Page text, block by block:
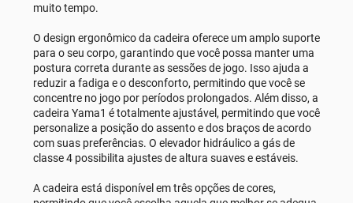
muito tempo.
O design ergonômico da cadeira oferece um amplo suporte
para o seu corpo, garantindo que você possa manter uma
postura correta durante as sessões de jogo. Isso ajuda a
reduzir a fadiga e o desconforto, permitindo que você se
concentre no jogo por períodos prolongados. Além disso, a
cadeira Yama1 é totalmente ajustável, permitindo que você
personalize a posição do assento e dos braços de acordo
com suas preferências. O elevador hidráulico a gás de
classe 4 possibilita ajustes de altura suaves e estáveis.
A cadeira está disponível em três opções de cores,